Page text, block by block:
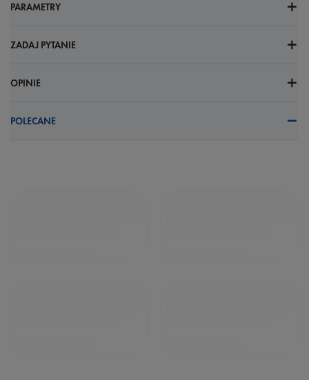
PARAMETRY
ZADAJ PYTANIE
OPINIE
POLECANE